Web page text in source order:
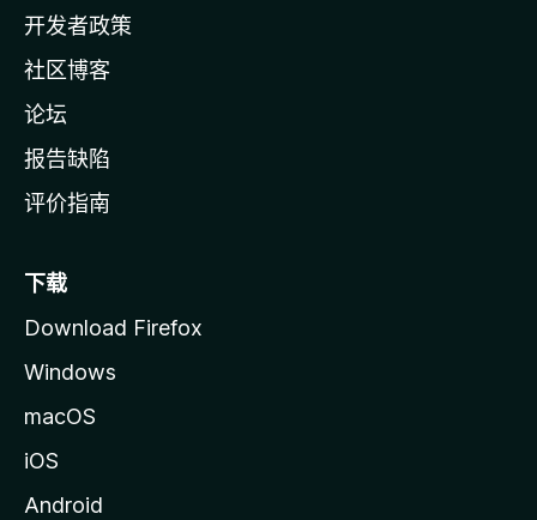
页
开发者政策
社区博客
论坛
报告缺陷
评价指南
下载
Download Firefox
Windows
macOS
iOS
Android